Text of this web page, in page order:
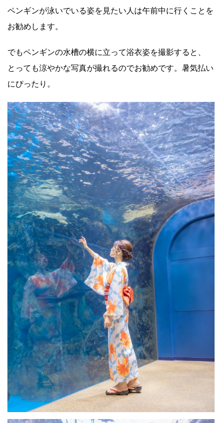
ペンギンが泳いでいる姿を見たい人は午前中に行くことを
お勧めします。
でもペンギンの水槽の横に立って浴衣姿を撮影すると、
とっても涼やかな写真が撮れるのでお勧めです。暑気払い
にぴったり。